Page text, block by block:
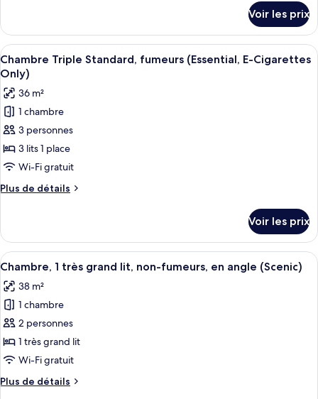
avec
lits
jumeaux,
fumeurs
(Essential
Hollywood,E-
Cigarettes
Only)
le
type
de
chambre
Chambre
Standard
avec
lits
jumeaux,
fumeurs
Hollywood,E-
Cigarettes
Only)
Voir les prix
Afficher
toutes
les
photos
pour
ce
type
de
chambre :
Chambre
Standard,
fumeurs
(Essential,
E-
Cigarettes
Only)
Une chambre d’hôtel avec deux
6
Chambre Triple Standard, fumeurs (Essential, E-Cigarettes
Only)
36 m²
1 chambre
3 personnes
3 lits 1 place
Wi-Fi gratuit
Plus de détails
Plus
le
type
de
Chambre
Triple
fumeurs
(Essential,
E-
Cigarettes
Only)
Voir les prix
Afficher
toutes
les
photos
pour
ce
type
chambre :
Une chambre d’hôtel avec un grand
7
Chambre, 1 très grand lit, non-fumeurs, en angle (Scenic)
38 m²
1 chambre
2 personnes
1 très grand lit
Wi-Fi gratuit
Plus de détails
Plus